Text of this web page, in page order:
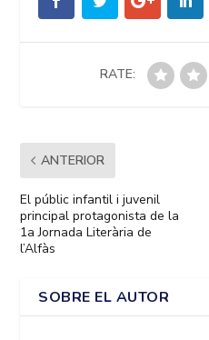
RATE:
ANTERIOR
El públic infantil i juvenil
principal protagonista de la
1a Jornada Literària de
l’Alfàs
SOBRE EL AUTOR